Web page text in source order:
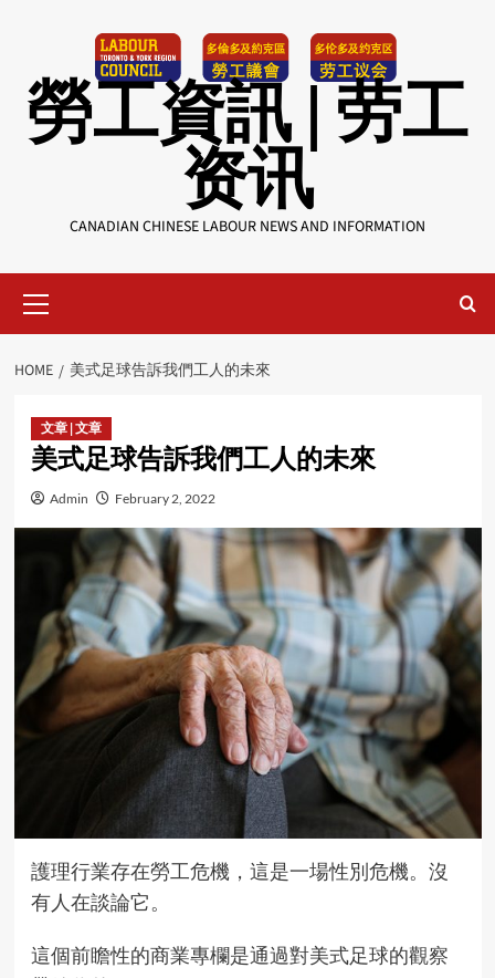
勞工資訊 | 劳工
资讯
CANADIAN CHINESE LABOUR NEWS AND INFORMATION
Menu
HOME 美式足球告訴我們工人的未來
文章 | 文章
美式足球告訴我們工人的未來
Admin February 2, 2022
護理行業存在勞工危機，這是一場性別危機。沒
有人在談論它。
這個前瞻性的商業專欄是通過對美式足球的觀察